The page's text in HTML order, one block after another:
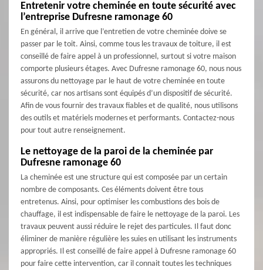
Entretenir votre cheminée en toute sécurité avec
l’entreprise Dufresne ramonage 60
En général, il arrive que l’entretien de votre cheminée doive se
passer par le toit. Ainsi, comme tous les travaux de toiture, il est
conseillé de faire appel à un professionnel, surtout si votre maison
comporte plusieurs étages. Avec Dufresne ramonage 60, nous nous
assurons du nettoyage par le haut de votre cheminée en toute
sécurité, car nos artisans sont équipés d’un dispositif de sécurité.
Afin de vous fournir des travaux fiables et de qualité, nous utilisons
des outils et matériels modernes et performants. Contactez-nous
pour tout autre renseignement.
Le nettoyage de la paroi de la cheminée par
Dufresne ramonage 60
La cheminée est une structure qui est composée par un certain
nombre de composants. Ces éléments doivent être tous
entretenus. Ainsi, pour optimiser les combustions des bois de
chauffage, il est indispensable de faire le nettoyage de la paroi. Les
travaux peuvent aussi réduire le rejet des particules. Il faut donc
éliminer de manière régulière les suies en utilisant les instruments
appropriés. Il est conseillé de faire appel à Dufresne ramonage 60
pour faire cette intervention, car il connait toutes les techniques